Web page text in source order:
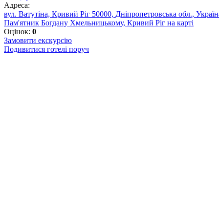
Адреса:
вул. Ватутіна, Кривий Ріг 50000, Дніпропетровська обл.,
Пам'ятник Богдану Хмельницькому, Кривий Ріг на карті
Оцінок: 0
Замовити екскурсію
Подивитися готелі поруч